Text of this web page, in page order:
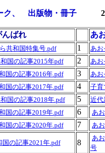
ク、 出版物・冊子
んばれ
あ
共和国特集号.pdf 1 あお
国の記事2015年pdf 2 あお
国の記事2016年.pdf 3 あお
国の記事2017年.pdf 4 子育
国の記事2018年.pdf 5 近代
国の記事2019年.pdf 6 あ
国の記事2020年.pdf 7 あ
国の記事2021年.pdf 8
あ
号